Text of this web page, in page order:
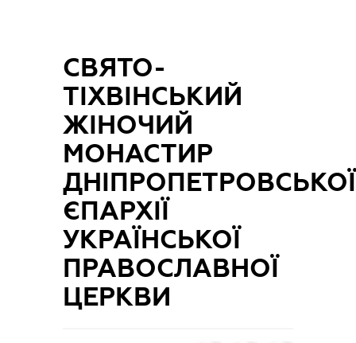
СВЯТО-
ТІХВІНСЬКИЙ
ЖІНОЧИЙ
МОНАСТИР
ДНІПРОПЕТРОВСЬКОЇ
ЄПАРХІЇ
УКРАЇНСЬКОЇ
ПРАВОСЛАВНОЇ
ЦЕРКВИ